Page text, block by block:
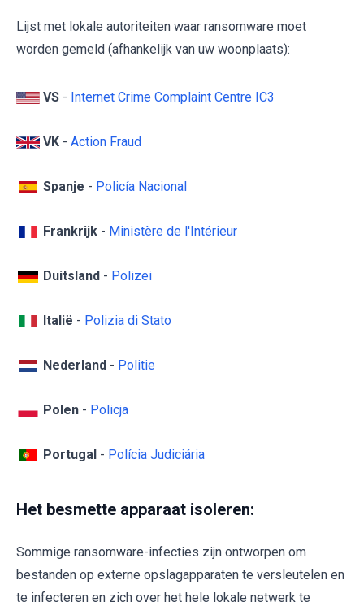
Lijst met lokale autoriteiten waar ransomware moet
worden gemeld (afhankelijk van uw woonplaats):
VS - Internet Crime Complaint Centre IC3
VK - Action Fraud
Spanje - Policía Nacional
Frankrijk - Ministère de l'Intérieur
Duitsland - Polizei
Italië - Polizia di Stato
Nederland - Politie
Polen - Policja
Portugal - Polícia Judiciária
Het besmette apparaat isoleren:
Sommige ransomware-infecties zijn ontworpen om
bestanden op externe opslagapparaten te versleutelen en
te infecteren en zich over het hele lokale netwerk te